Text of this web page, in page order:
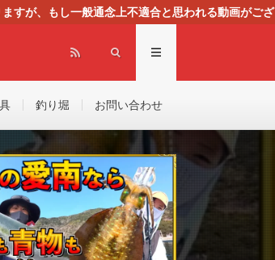
すが、もし一般通念上不適合と思われる動画がござ
釣り堀 お問い合わせ